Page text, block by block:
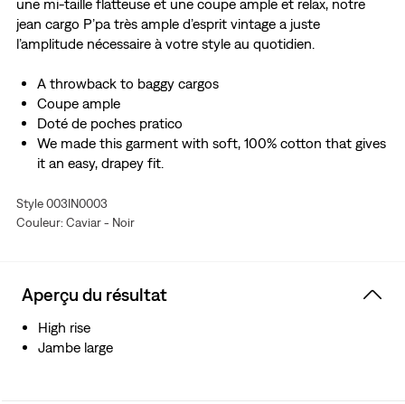
une mi-taille flatteuse et une coupe ample et relax, notre
jean cargo P’pa très ample d’esprit vintage a juste
l’amplitude nécessaire à votre style au quotidien.
A throwback to baggy cargos
Coupe ample
Doté de poches pratico
We made this garment with soft, 100% cotton that gives
it an easy, drapey fit.
Style 003IN0003
Couleur: Caviar - Noir
Aperçu du résultat
High rise
Jambe large